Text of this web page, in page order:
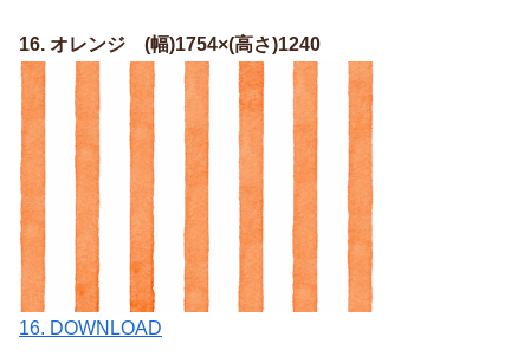
16. オレンジ (幅)1754×(高さ)1240
16. DOWNLOAD